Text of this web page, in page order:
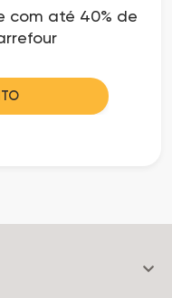
com até 40% de